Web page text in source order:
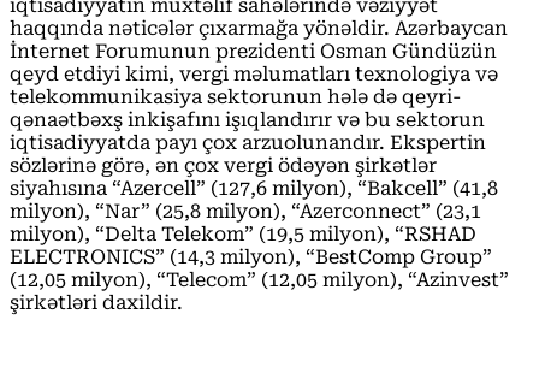
iqtisadiyyatın müxtəlif sahələrində vəziyyət
haqqında nəticələr çıxarmağa yönəldir. Azərbaycan
İnternet Forumunun prezidenti Osman Gündüzün
qeyd etdiyi kimi, vergi məlumatları texnologiya və
telekommunikasiya sektorunun hələ də qeyri-
qənaətbəxş inkişafını işıqlandırır və bu sektorun
iqtisadiyyatda payı çox arzuolunandır. Ekspertin
sözlərinə görə, ən çox vergi ödəyən şirkətlər
siyahısına “Azercell” (127,6 milyon), “Bakcell” (41,8
milyon), “Nar” (25,8 milyon), “Azerconnect” (23,1
milyon), “Delta Telekom” (19,5 milyon), “RSHAD
ELECTRONICS” (14,3 milyon), “BestComp Group”
(12,05 milyon), “Telecom” (12,05 milyon), “Azinvest”
şirkətləri daxildir.